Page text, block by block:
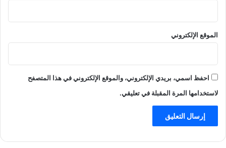
الموقع الإلكتروني
احفظ اسمي، بريدي الإلكتروني، والموقع الإلكتروني في هذا المتصفح
لاستخدامها المرة المقبلة في تعليقي.